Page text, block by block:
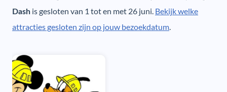
Dash is gesloten van 1 tot en met 26 juni. Bekijk welke
attracties gesloten zijn op jouw bezoekdatum.